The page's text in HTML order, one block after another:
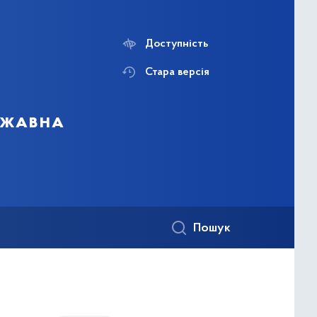
Доступність
Стара версія
Пошук